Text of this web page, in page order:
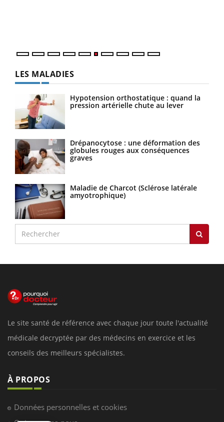
LES MALADIES
Hypotension orthostatique : quand la
pression artérielle chute au lever
Drépanocytose : une déformation des
globules rouges aux conséquences
graves
Maladie de Charcot (Sclérose latérale
amyotrophique)
Le site santé de référence avec chaque jour toute l'actualité
médicale decryptée par des médecins en exercice et les
conseils des meilleurs spécialistes.
À PROPOS
Données personnelles et cookies